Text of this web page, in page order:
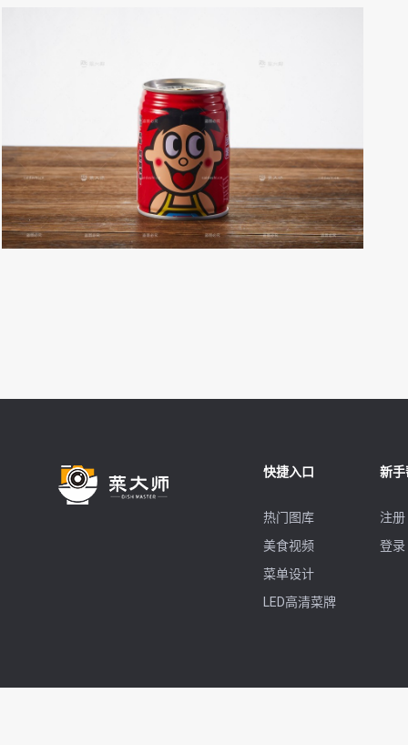
快捷入口
热门图库
美食视频
菜单设计
LED高清菜牌
新手
注册
登录